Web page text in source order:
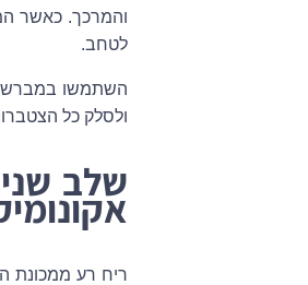
והמרכך. כאשר
לטחב.
השתמשו במברשת
ולסלק כל
שלב שני
ריח רע ממכונת